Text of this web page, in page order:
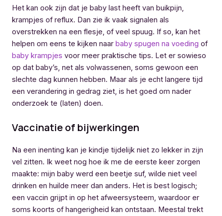
Het kan ook zijn dat je baby last heeft van buikpijn,
krampjes of reflux. Dan zie ik vaak signalen als
overstrekken na een flesje, of veel spuug. If so, kan het
helpen om eens te kijken naar baby spugen na voeding of
baby krampjes voor meer praktische tips. Let er sowieso
op dat baby’s, net als volwassenen, soms gewoon een
slechte dag kunnen hebben. Maar als je echt langere tijd
een verandering in gedrag ziet, is het goed om nader
onderzoek te (laten) doen.
Vaccinatie of bijwerkingen
Na een inenting kan je kindje tijdelijk niet zo lekker in zijn
vel zitten. Ik weet nog hoe ik me de eerste keer zorgen
maakte: mijn baby werd een beetje suf, wilde niet veel
drinken en huilde meer dan anders. Het is best logisch;
een vaccin grijpt in op het afweersysteem, waardoor er
soms koorts of hangerigheid kan ontstaan. Meestal trekt